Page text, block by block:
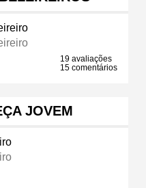
19 avaliações
15 comentários
JOVEM